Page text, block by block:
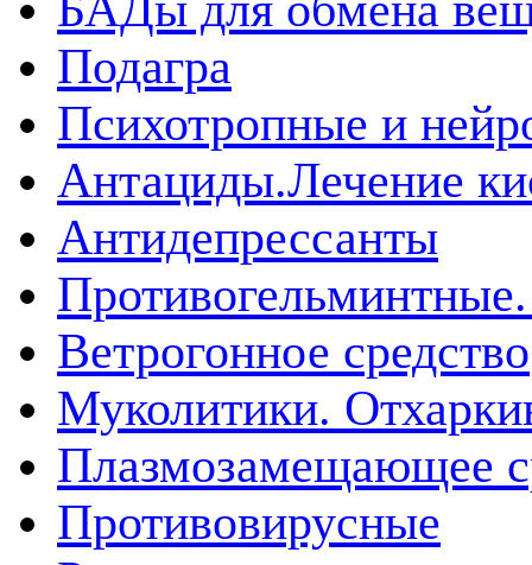
Подагра
Психотропные и
Антациды.Лечение
Антидепрессанты
Ветрогонное средство
Муколитики.
Плазмозамещающее
Противовирусные